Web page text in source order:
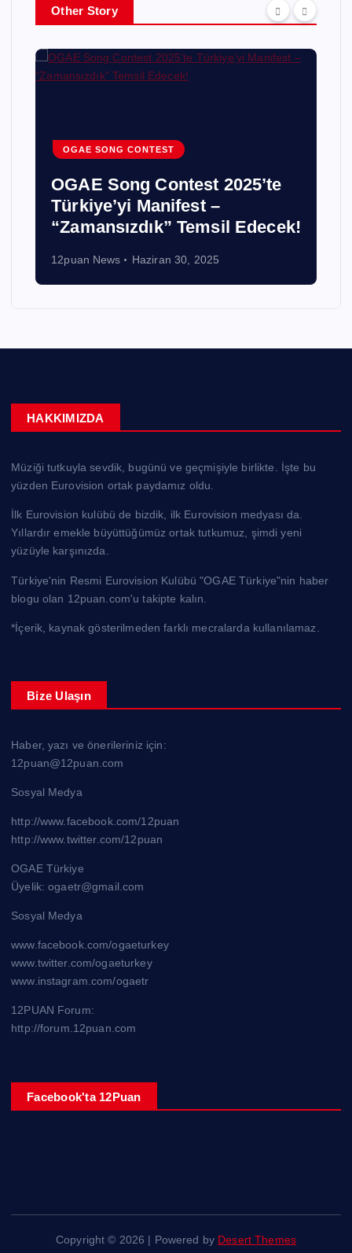
Other Story
OGAE SONG CONTEST
OGAE Song Contest 2025’te
Türkiye’yi Manifest –
“Zamansızdık” Temsil Edecek!
12puan News Haziran 30, 2025
HAKKIMIZDA
Müziği tutkuyla sevdik, bugünü ve geçmişiyle birlikte. İşte bu
yüzden Eurovision ortak paydamız oldu.
İlk Eurovision kulübü de bizdik, ilk Eurovision medyası da.
Yıllardır emekle büyüttüğümüz ortak tutkumuz, şimdi yeni
yüzüyle karşınızda.
Türkiye'nin Resmi Eurovision Kulübü "OGAE Türkiye"nin haber
blogu olan 12puan.com'u takipte kalın.
*İçerik, kaynak gösterilmeden farklı mecralarda kullanılamaz.
Bize Ulaşın
Haber, yazı ve önerileriniz için:
12puan@12puan.com
Sosyal Medya
http://www.facebook.com/12puan
http://www.twitter.com/12puan
OGAE Türkiye
Üyelik: ogaetr@gmail.com
Sosyal Medya
www.facebook.com/ogaeturkey
www.twitter.com/ogaeturkey
www.instagram.com/ogaetr
12PUAN Forum:
http://forum.12puan.com
Facebook'ta 12Puan
Copyright © 2026 | Powered by Desert Themes